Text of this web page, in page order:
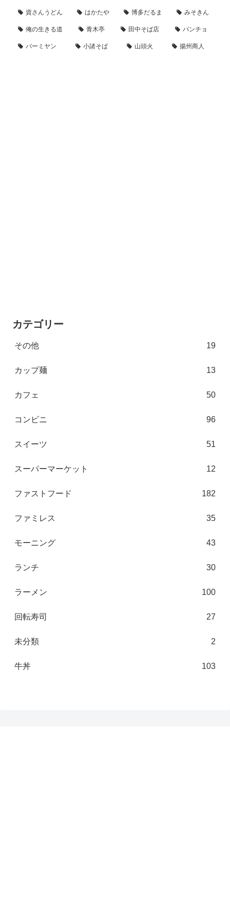
資さんうどん はかたや 博多だるま みそきん
俺の生きる道 青木亭 田中そば店 パンチョ
バーミヤン 小諸そば 山頭火 揚州商人
カテゴリー
その他 19
カップ麺 13
カフェ 50
コンビニ 96
スイーツ 51
スーパーマーケット 12
ファストフード 182
ファミレス 35
モーニング 43
ランチ 30
ラーメン 100
回転寿司 27
未分類 2
牛丼 103